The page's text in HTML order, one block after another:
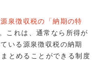
源泉徴収税の「納期の特
これは、通常なら所得が
いる源泉徴収税の納期
とめることができる制度